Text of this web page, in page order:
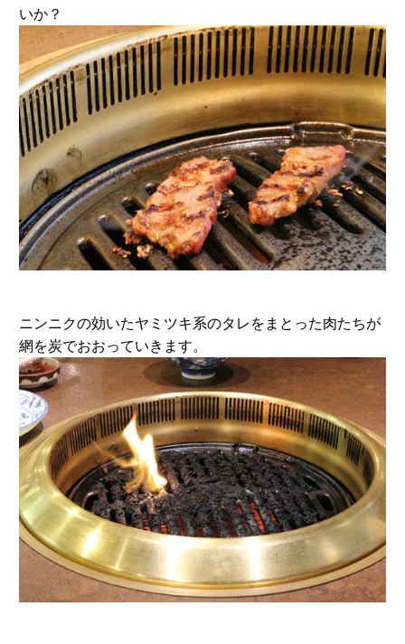
いか？
ニンニクの効いたヤミツキ系のタレをまとった肉たちが
網を炭でおおっていきます。